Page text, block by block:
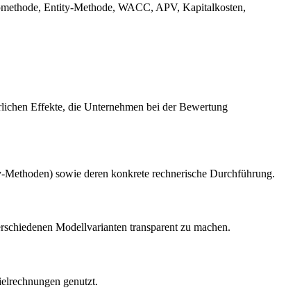
Entity-Methode, WACC, APV, Kapitalkosten,
Effekte, die Unternehmen bei der Bewertung
sowie deren konkrete rechnerische Durchführung.
Modellvarianten transparent zu machen.
genutzt.